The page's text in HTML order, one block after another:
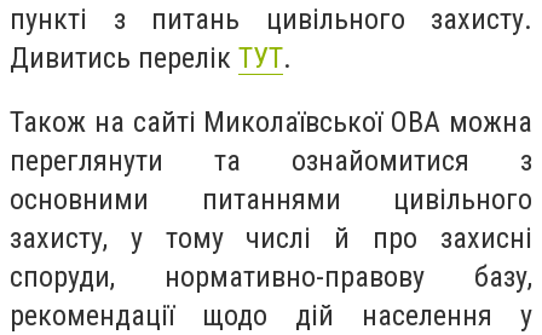
пункті з питань цивільного захисту.
Дивитись перелік ТУТ.
Також на сайті Миколаївської ОВА можна
переглянути та ознайомитися з
основними питаннями цивільного
захисту, у тому числі й про захисні
споруди, нормативно-правову базу,
рекомендації щодо дій населення у